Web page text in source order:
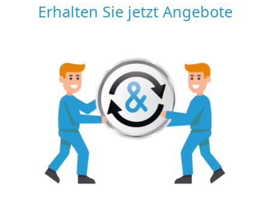
Erhalten Sie jetzt Angebote